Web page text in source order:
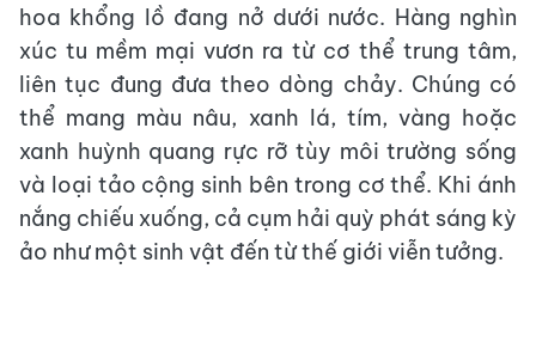
hoa khổng lồ đang nở dưới nước. Hàng nghìn
xúc tu mềm mại vươn ra từ cơ thể trung tâm,
liên tục đung đưa theo dòng chảy. Chúng có
thể mang màu nâu, xanh lá, tím, vàng hoặc
xanh huỳnh quang rực rỡ tùy môi trường sống
và loại tảo cộng sinh bên trong cơ thể. Khi ánh
nắng chiếu xuống, cả cụm hải quỳ phát sáng kỳ
ảo như một sinh vật đến từ thế giới viễn tưởng.